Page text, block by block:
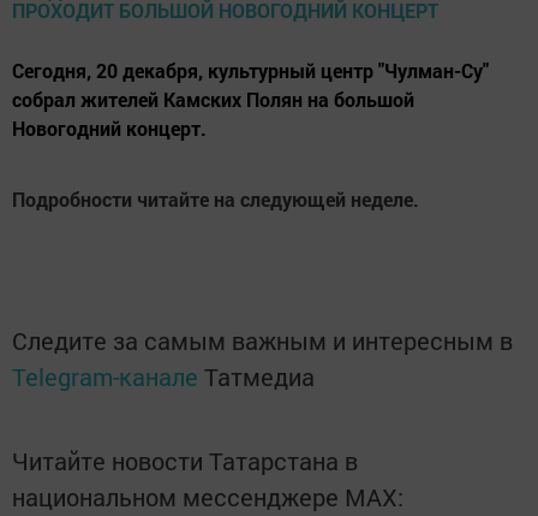
Сегодня, 20 декабря, культурный центр "Чулман-Су"
собрал жителей Камских Полян на большой
Новогодний концерт.
Подробности читайте на следующей неделе.
Следите за самым важным и интересным в
Telegram-канале Татмедиа
Читайте новости Татарстана в
национальном мессенджере MАХ: